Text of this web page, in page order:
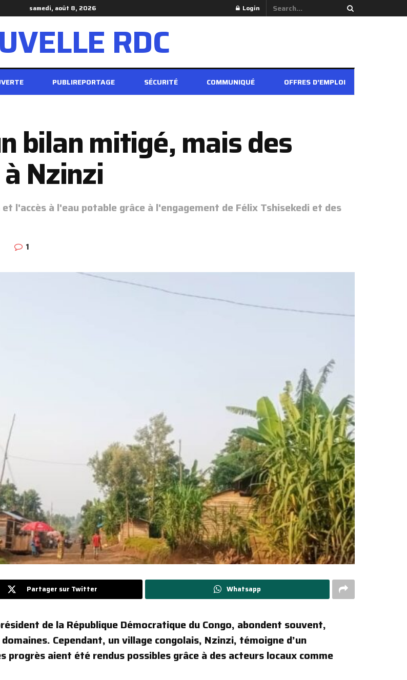
samedi, août 8, 2026 Login
RDC
PUBLIREPORTAGE SÉCURITÉ COMMUNIQUÉ OFFRES D’EMPLOI
bilan mitigé, mais des
Nzinzi
l'accès à l'eau potable grâce à l'engagement de Félix Tshisekedi et des
1
Partager sur Twitter Whatsapp
de la République Démocratique du Congo, abondent souvent,
Cependant, un village congolais, Nzinzi, témoigne d’un
progrès aient été rendus possibles grâce à des acteurs locaux comme